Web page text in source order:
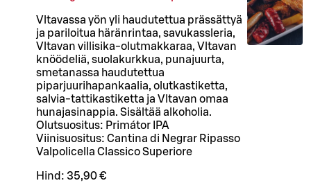
Vltavassa yön yli haudutettua prässättyä
ja pariloitua häränrintaa, savukassleria,
Vltavan villisika-olutmakkaraa, Vltavan
knöödeliä, suolakurkkua, punajuurta,
smetanassa haudutettua
piparjuurihapankaalia, olutkastiketta,
salvia-tattikastiketta ja Vltavan omaa
hunajasinappia. Sisältää alkoholia.
Olutsuositus: Primátor IPA
Viinisuositus: Cantina di Negrar Ripasso
Valpolicella Classico Superiore
Hind: 35,90 €